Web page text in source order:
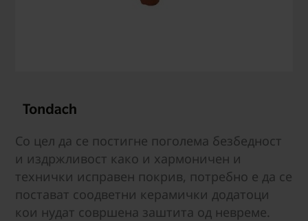
Со цел да се постигне поголема безбедност
и издржливост како и хармоничен и
технички исправен покрив, потребно е да се
постават соодветни керамички додатоци
кои нудат совршена заштита од невреме.